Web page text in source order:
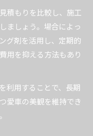
積もりを比較し、施工
ましょう。場合によっ
グ剤を活用し、定期的
用を抑える方法もあり
利用することで、長期
愛車の美観を維持でき